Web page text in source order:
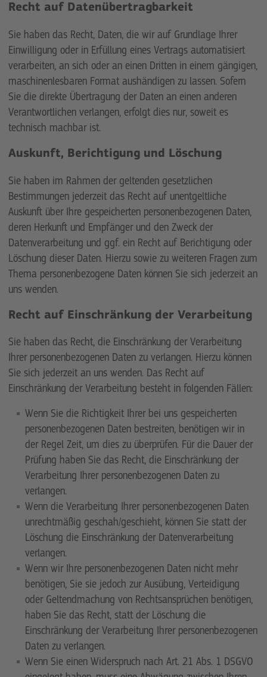
Recht auf Daten­übertrag­barkeit
Sie haben das Recht, Daten, die wir auf Grundlage Ihrer
Einwilligung oder in Erfüllung eines Vertrags automatisiert
verarbeiten, an sich oder an einen Dritten in einem gängigen,
maschinenlesbaren Format aushändigen zu lassen. Sofern
Sie die direkte Übertragung der Daten an einen anderen
Verantwortlichen verlangen, erfolgt dies nur, soweit es
technisch machbar ist.
Auskunft, Berichtigung und Löschung
Sie haben im Rahmen der geltenden gesetzlichen
Bestimmungen jederzeit das Recht auf unentgeltliche
Auskunft über Ihre gespeicherten personenbezogenen Daten,
deren Herkunft und Empfänger und den Zweck der
Datenverarbeitung und ggf. ein Recht auf Berichtigung oder
Löschung dieser Daten. Hierzu sowie zu weiteren Fragen zum
Thema personenbezogene Daten können Sie sich jederzeit an
uns wenden.
Recht auf Einschränkung der Verarbeitung
Sie haben das Recht, die Einschränkung der Verarbeitung
Ihrer personenbezogenen Daten zu verlangen. Hierzu können
Sie sich jederzeit an uns wenden. Das Recht auf
Einschränkung der Verarbeitung besteht in folgenden Fällen:
Wenn Sie die Richtigkeit Ihrer bei uns gespeicherten
personenbezogenen Daten bestreiten, benötigen wir in
der Regel Zeit, um dies zu überprüfen. Für die Dauer der
Prüfung haben Sie das Recht, die Einschränkung der
Verarbeitung Ihrer personenbezogenen Daten zu
verlangen.
Wenn die Verarbeitung Ihrer personenbezogenen Daten
unrechtmäßig geschah/geschieht, können Sie statt der
Löschung die Einschränkung der Datenverarbeitung
verlangen.
Wenn wir Ihre personenbezogenen Daten nicht mehr
benötigen, Sie sie jedoch zur Ausübung, Verteidigung
oder Geltendmachung von Rechtsansprüchen benötigen,
haben Sie das Recht, statt der Löschung die
Einschränkung der Verarbeitung Ihrer personenbezogenen
Daten zu verlangen.
Wenn Sie einen Widerspruch nach Art. 21 Abs. 1 DSGVO